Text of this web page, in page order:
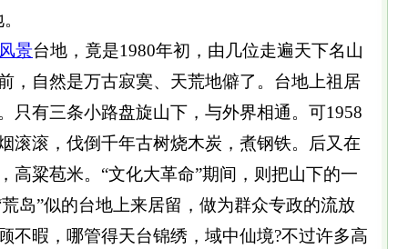
景台地，竟是1980年初，由几位走遍天下名山
，自然是万古寂寞、天荒地僻了。台地上祖居
只有三条小路盘旋山下，与外界相通。可1958
滚滚，伐倒千年古树烧木炭，煮钢铁。后又在
高粱苞米。“文化大革命”期间，则把山下的一
岛”似的台地上来居留，做为群众专政的流放
不暇，哪管得天台锦绣，域中仙境?不过许多高